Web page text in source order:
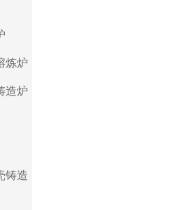
炼炉
造炉
铸造